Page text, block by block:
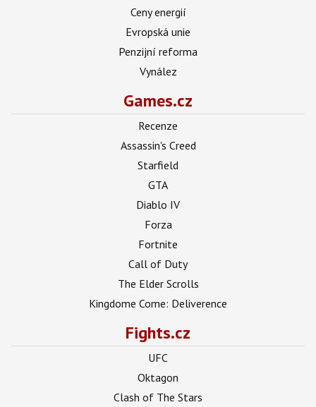
Ceny energií
Evropská unie
Penzijní reforma
Vynález
Games.cz
Recenze
Assassin's Creed
Starfield
GTA
Diablo IV
Forza
Fortnite
Call of Duty
The Elder Scrolls
Kingdome Come: Deliverence
Fights.cz
UFC
Oktagon
Clash of The Stars